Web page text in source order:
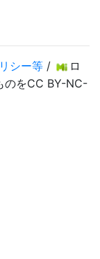
シー等 /
ロ
のをCC BY-NC-